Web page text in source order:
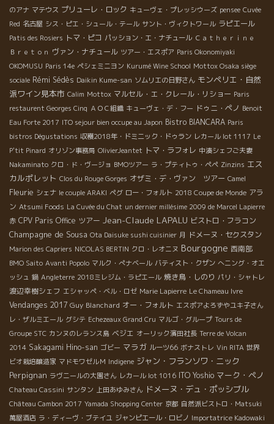
のアナ マテウス プリューレ・ロック キューヴェ・プレッシウーズ pensee Cuvée
Red 名古屋 シス・ピエ・シュール・テール サント・ヴィクトワール ラピエール
Patis des Rosiers トマ・ピコ パッション・エ・ナチュール Ｃａｔｈｅｒｉｎｅ
Ｂｒｅｔｏｎ ヴァン・ナチュール ツアー・エスポア Paris Okonomiyaki
OKOMUSU Paris 14e ペシェミニヨン Kurumé Wine School Mottox Osaka siège
sociale Rémi Sédès Daikin Kume-san ソムリエの日野さん モンペリエ・自然
派ワイン見本市 Calim Mottox マルセル・エ・クレール・リショー Paris
restaurent Georges Cinq ＡＯＣ組織 キューヴェ・デ・フー ドゥニ・ペノ Benoit
Eau Forte 2017 ITO sejour bien occupe au Japon Bistro BIANCARA Paris
bistros Dégustations 収穫2018年・ドミニック・ドゥラン レカール lot 1117 Le
P'tit Pinard オリゾン事務局 OlivierJeantet トマ・ラフォレ 中湊シェフご夫妻
Nakaminato クロ・ド・ヴージョ BMOツアー ラ・プティトゥ・ペペ Zinzins エス
カルポレット Clos du Rouge Gorges オザミ・デ・ヴァン ツアー Camel
Fleurie シェナ le couple ARAKI ペグ ロー・フォルト 2018 Coupe de Monde アラ
ン Atsumi Foods La Cuvée du Chat un dernier millésime 2009 de Marcel Lapierre
赤 CPV Paris Office ツアー Jean-Claude LAPALU ビストロ・フラコン
Champagne de Sousa Ota Daisuke sushi cuisinier 月 ドメーヌ・セクスタン
Marion des Capriers NICOLAS BERTIN クロ・レオニヌ Bourgogne 西南部
BMO Saito Avanti Popolo マルク・ぺナベール バティスト・クザン へニング・オエ
ッシュ 鍋 Angleterre 2018ミレジム・ラピエール 焼き鳥・しのり パリ・シャトレ
渡辺幸樹シェフ エシャッペ・ベル・ロゼ Marie Lapierre Le Chameau Ivre
Vendanges 2017 Guy Blanchard オー・フォルト エスポアよろずやユキ子さん
レ・ザルミエール グシテ Echezeaux Grand Cru マルゴ・グループ Tours de
Groupe STC カンヌのレランス島 ベジエ オーリック濱田社長 Terre de Volcan
2014 Sakagami Hino-san ゴビー マラガ ルーツ66 ボナストレ Vin RITA 世界
ビオ栽培醸造家 マドモワゼルＭ Indigene ジャン・フランソワ・ニック
Perpignan ラヴニールの大園さん レカール lot 1016 ITO Yoshio マーク・ペノ
Chateau Cassini サンタン 上田あゆみさん ドメーヌ・デュ・ポッシブル
Château Cambon 2017 Yamada Shopping Center 京都 自然派ビストロ・Matsuki
萬屋酒店 ラ・ディーヴ・ブテイユ ジャンピエール・ロビノ Importatrice Kadowaki